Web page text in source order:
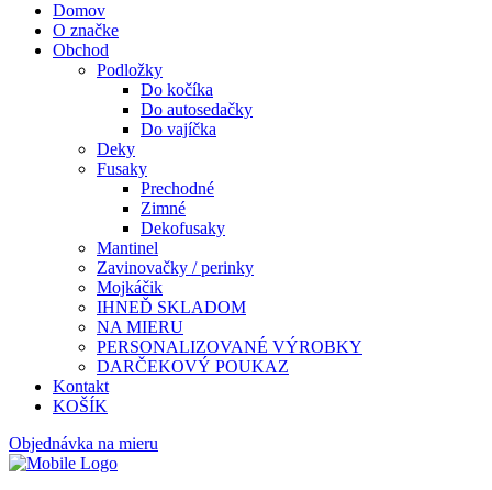
Domov
O značke
Obchod
Podložky
Do kočíka
Do autosedačky
Do vajíčka
Deky
Fusaky
Prechodné
Zimné
Dekofusaky
Mantinel
Zavinovačky / perinky
Mojkáčik
IHNEĎ SKLADOM
NA MIERU
PERSONALIZOVANÉ VÝROBKY
DARČEKOVÝ POUKAZ
Kontakt
KOŠÍK
Objednávka na mieru